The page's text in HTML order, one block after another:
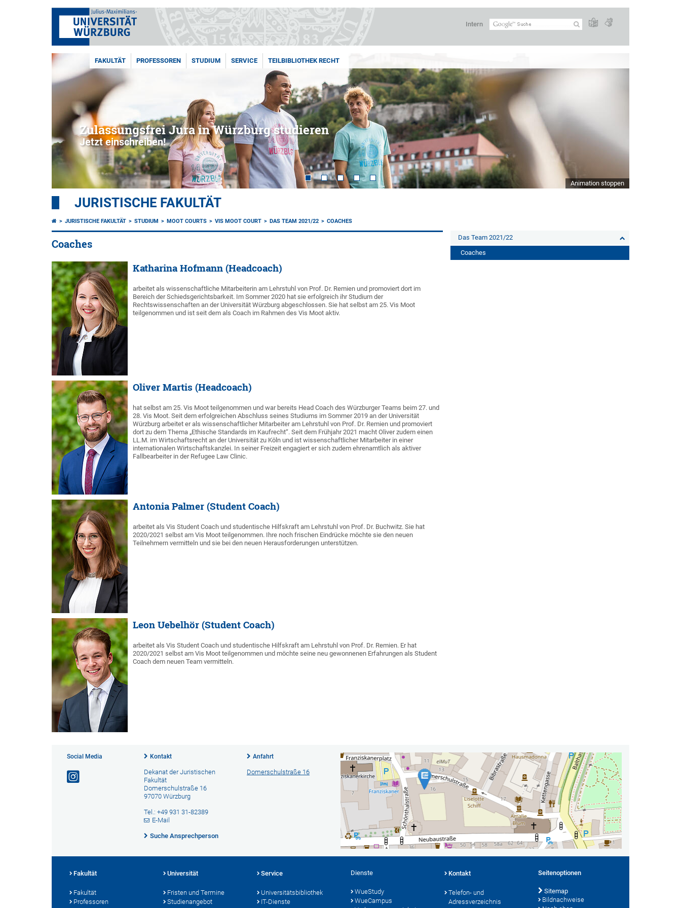
Intern
FAKULTÄT PROFESSOREN STUDIUM SERVICE TEILBIBLIOTHEK RECHT
Zulassungsfrei Jura in Würzburg studieren
Jetzt einschreiben!
Animation stoppen
JURISTISCHE FAKULTÄT
JURISTISCHE FAKULTÄT STUDIUM MOOT COURTS VIS MOOT COURT DAS TEAM 2021/22 COACHES
Coaches
Katharina Hofmann (Headcoach)
arbeitet als wissenschaftliche Mitarbeiterin am Lehrstuhl von Prof. Dr. Remien und promoviert dort im
Bereich der Schiedsgerichtsbarkeit. Im Sommer 2020 hat sie erfolgreich ihr Studium der
Rechtswissenschaften an der Universität Würzburg abgeschlossen. Sie hat selbst am 25. Vis Moot
teilgenommen und ist seit dem als Coach im Rahmen des Vis Moot aktiv.
Oliver Martis (Headcoach)
hat selbst am 25. Vis Moot teilgenommen und war bereits Head Coach des Würzburger Teams beim 27. und
28. Vis Moot. Seit dem erfolgreichen Abschluss seines Studiums im Sommer 2019 an der Universität
Würzburg arbeitet er als wissenschaftlicher Mitarbeiter am Lehrstuhl von Prof. Dr. Remien und promoviert
dort zu dem Thema „Ethische Standards im Kaufrecht“. Seit dem Frühjahr 2021 macht Oliver zudem einen
LL.M. im Wirtschaftsrecht an der Universität zu Köln und ist wissenschaftlicher Mitarbeiter in einer
internationalen Wirtschaftskanzlei. In seiner Freizeit engagiert er sich zudem ehrenamtlich als aktiver
Fallbearbeiter in der Refugee Law Clinic.
Antonia Palmer (Student Coach)
arbeitet als Vis Student Coach und studentische Hilfskraft am Lehrstuhl von Prof. Dr. Buchwitz. Sie hat
2020/2021 selbst am Vis Moot teilgenommen. Ihre noch frischen Eindrücke möchte sie den neuen
Teilnehmern vermitteln und sie bei den neuen Herausforderungen unterstützen.
Leon Uebelhör (Student Coach)
arbeitet als Vis Student Coach und studentische Hilfskraft am Lehrstuhl von Prof. Dr. Remien. Er hat
2020/2021 selbst am Vis Moot teilgenommen und möchte seine neu gewonnenen Erfahrungen als Student
Coach dem neuen Team vermitteln.
Das Team 2021/22
Coaches
Social Media Kontakt
Dekanat der Juristischen
Fakultät
Domerschulstraße 16
97070 Würzburg
Tel.: +49 931 31-82389
E-Mail
Suche Ansprechperson
Anfahrt
Domerschulstraße 16
Fakultät
Fakultät
Professoren
Universität
Fristen und Termine
Studienangebot
Service
Universitätsbibliothek
IT-Dienste
Dienste
WueStudy
WueCampus
Kontakt
Telefon- und
Adressverzeichnis
Seitenoptionen
Sitemap
Bildnachweise